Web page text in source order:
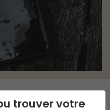
trouver votre